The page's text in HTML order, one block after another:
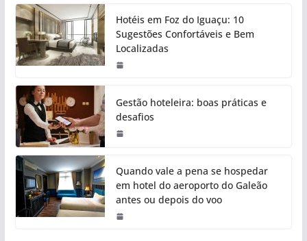
Hotéis em Foz do Iguaçu: 10
Sugestões Confortáveis e Bem
Localizadas
Gestão hoteleira: boas práticas e
desafios
Quando vale a pena se hospedar
em hotel do aeroporto do Galeão
antes ou depois do voo